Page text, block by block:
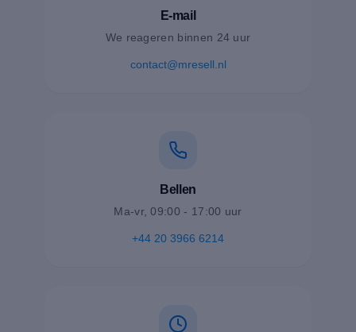
E-mail
We reageren binnen 24 uur
contact@mresell.nl
Bellen
Ma-vr, 09:00 - 17:00 uur
+44 20 3966 6214